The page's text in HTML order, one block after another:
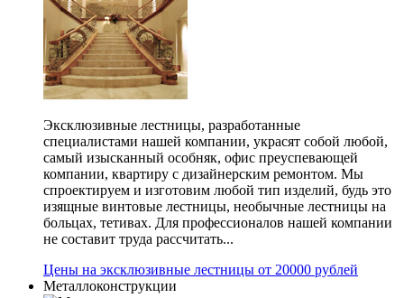
Эксклюзивные лестницы, разработанные
специалистами нашей компании, украсят собой любой,
самый изысканный особняк, офис преуспевающей
компании, квартиру с дизайнерским ремонтом. Мы
спроектируем и изготовим любой тип изделий, будь это
изящные винтовые лестницы, необычные лестницы на
больцах, тетивах. Для профессионалов нашей компании
не составит труда рассчитать...
Цены на эксклюзивные лестницы от 20000 рублей
Металлоконструкции